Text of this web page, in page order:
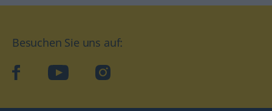
Besuchen Sie uns auf:
facebookYouTube Instagram